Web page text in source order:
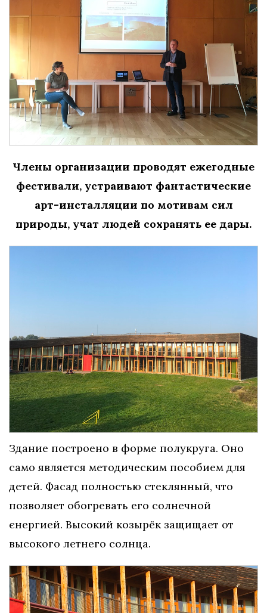
Члены организации проводят ежегодные
фестивали, устраивают фантастические
арт-инсталляции по мотивам сил
природы, учат людей сохранять ее дары.
Здание построено в форме полукруга. Оно
само является методическим пособием для
детей. Фасад полностью стеклянный, что
позволяет обогревать его солнечной
єнергией. Высокий козырёк защищает от
высокого летнего солнца.